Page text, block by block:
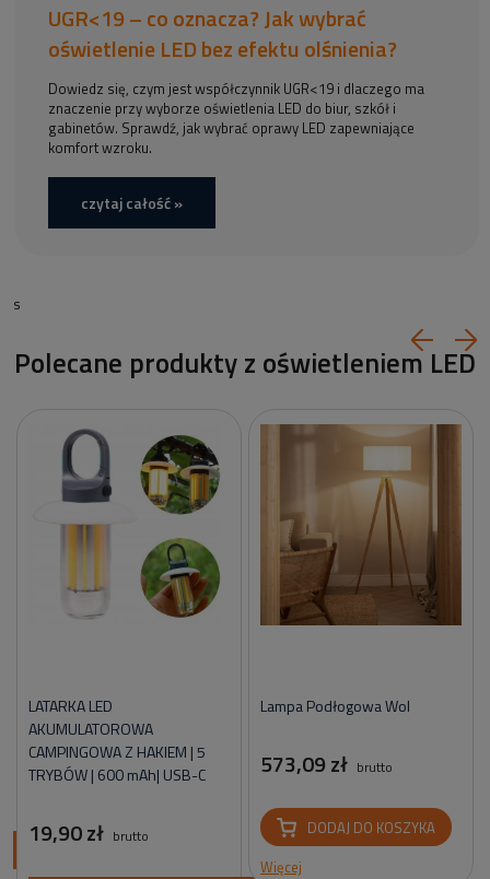
UGR<19 – co oznacza? Jak wybrać
oświetlenie LED bez efektu olśnienia?
Dowiedz się, czym jest współczynnik UGR<19 i dlaczego ma
znaczenie przy wyborze oświetlenia LED do biur, szkół i
gabinetów. Sprawdź, jak wybrać oprawy LED zapewniające
komfort wzroku.
czytaj całość »
s
Polecane produkty z oświetleniem LED
LATARKA LED
AKUMULATOROWA
CAMPINGOWA Z HAKIEM | 5
TRYBÓW | 600 mAh| USB-C
19,90 zł brutto
Lampa Podłogowa Wol
573,09 zł brutto
DODAJ DO KOSZYKA
Więcej